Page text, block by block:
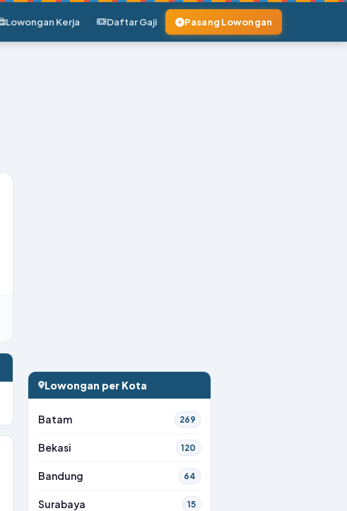
Lowongan Kerja Daftar Gaji Pasang Lowongan
Lowongan per Kota
Batam 269
Bekasi 120
Bandung 64
Surabaya 15